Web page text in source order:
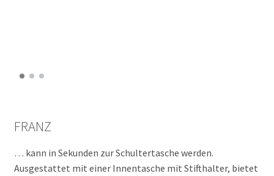
FRANZ
… kann in Sekunden zur Schultertasche werden.
Ausgestattet mit einer Innentasche mit Stifthalter, bietet